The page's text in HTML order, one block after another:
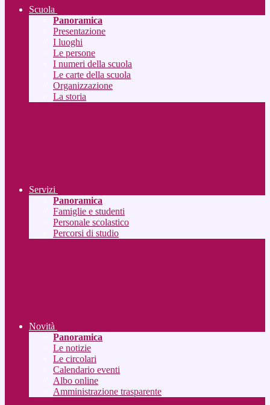
Scuola
Panoramica
Presentazione
I luoghi
Le persone
I numeri della scuola
Le carte della scuola
Organizzazione
La storia
Servizi
Panoramica
Famiglie e studenti
Personale scolastico
Percorsi di studio
Novità
Panoramica
Le notizie
Le circolari
Calendario eventi
Albo online
Amministrazione trasparente